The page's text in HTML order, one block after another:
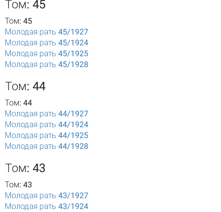
Том: 45
Том: 45
Молодая рать 45/1927
Молодая рать 45/1924
Молодая рать 45/1925
Молодая рать 45/1928
Том: 44
Том: 44
Молодая рать 44/1927
Молодая рать 44/1924
Молодая рать 44/1925
Молодая рать 44/1928
Том: 43
Том: 43
Молодая рать 43/1927
Молодая рать 43/1924